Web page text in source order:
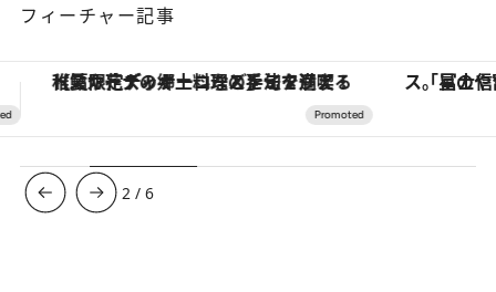
フィーチャー記事
「星のや富士」でデジタルデトックス。冨士信仰の歴史を辿り、心身を調える。 ヴァシュロン・コンスタンタ
3 /6